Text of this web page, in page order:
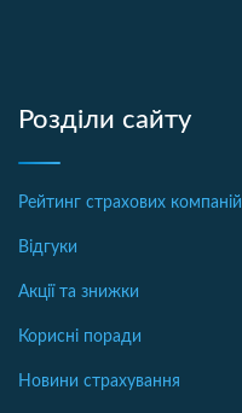
Розділи сайту
Рейтинг страхових компаній
Відгуки
Акції та знижки
Корисні поради
Новини страхування